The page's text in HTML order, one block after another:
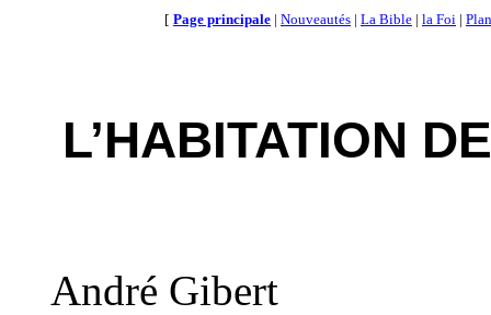
[ Page principale | Nouveautés | La Bible | la Foi |
L’HABITATION
André Gibert